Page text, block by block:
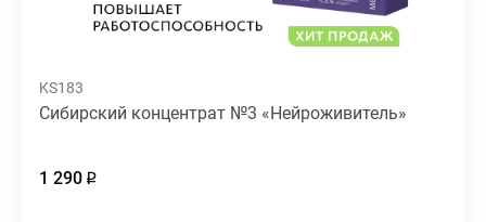
KS183
Сибирский концентрат №3 «Нейроживитель»
1 290